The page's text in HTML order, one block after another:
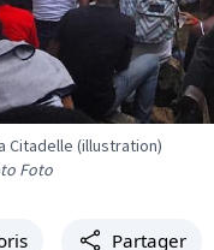
Citadelle (illustration)
Foto
Partager